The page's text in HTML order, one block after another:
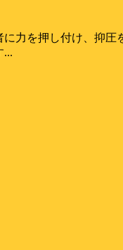
力を押し付け、抑
...